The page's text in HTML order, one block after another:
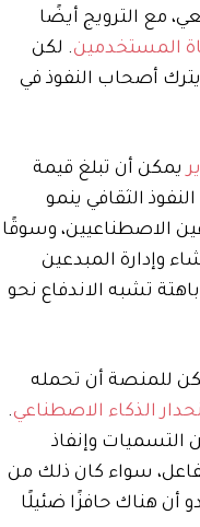
مع الترويج أيضًا
المستخدمين. لكن
أصحاب النفوذ في
يمكن أن تبلغ قيمة
من حوالي 12 مليار دولار هذا العام. النفوذ الثقافي ينمو
الاصطناعيين، وسوقًا
وإدارة المبدعين
تشبه الاندفاع نحو
للمنصة أن تحمله
الذكاء الاصطناعي.
وإنفاذ
سواء كان ذلك من
أن هناك حافزًا ضئيلًا